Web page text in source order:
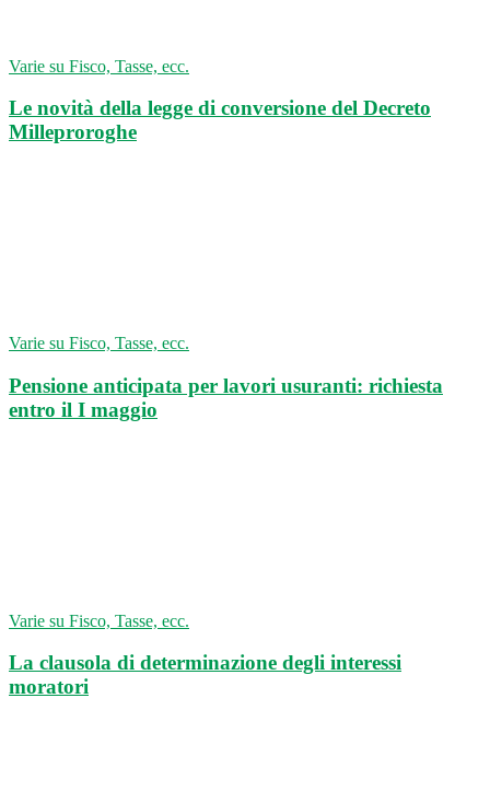
Varie su Fisco, Tasse, ecc.
Le novità della legge di conversione del Decreto
Milleproroghe
Varie su Fisco, Tasse, ecc.
Pensione anticipata per lavori usuranti: richiesta
entro il I maggio
Varie su Fisco, Tasse, ecc.
La clausola di determinazione degli interessi
moratori